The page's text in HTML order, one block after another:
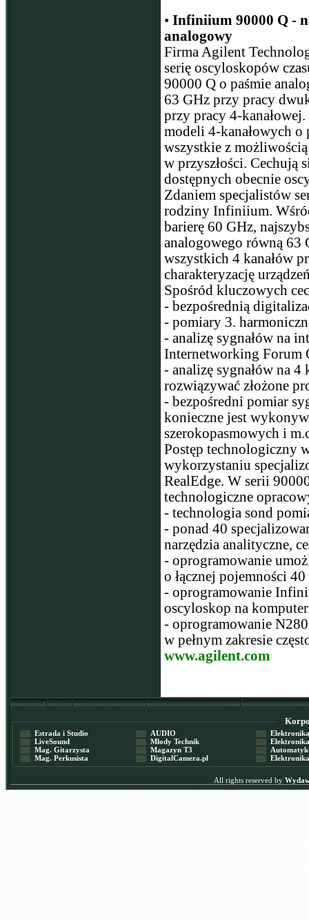
• Infiniium 90000 Q -
analogowy
Firma Agilent
serię oscyloskopów
90000 Q o paśmie
63 GHz przy pracy
przy pracy 4-
modeli 4-kanałowych o
wszystkie z możliwością
w przyszłości. Cechują
dostępnych obecnie
Zdaniem specjalistów
rodziny Infiniium.
barierę 60 GHz,
analogowego równą 63
wszystkich 4 kanałów
charakteryzację
Spośród kluczowych
- bezpośrednią
- pomiary 3.
- analizę sygnałów na
Internetworking Forum
- analizę sygnałów na
rozwiązywać złożone
- bezpośredni pomiar
konieczne jest
szerokopasmowych i
Postęp technologiczny
wykorzystaniu
RealEdge. W serii
technologiczne
- technologia sond
- ponad 40
narzędzia analityczne,
- oprogramowanie
o łącznej pojemności
- oprogramowanie
oscyloskop na
- oprogramowanie
w pełnym zakresie
www.agilent.com
Estrada i Studio
LiveSound
Mag. Gitarzysta
Mag. Perkusista
AUDIO
Młody Technik
Magazyn T3
DigitalCamera.pl
Elektronika
Elektronika
Automatyka
Elektronika
All rights reserved by